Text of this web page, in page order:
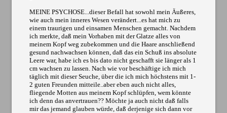
MEINE PSYCHOSE...dieser Befall hat sowohl mein Äußeres,
wie auch mein inneres Wesen verändert...es hat mich zu
einem traurigen und einsamen Menschen gemacht. Nachdem
ich merkte, daß mein Vorhaben mit der Glatze alles von
meinem Kopf weg zubekommen und die Haare anschließend
gesund nachwachsen können, daß das ein Schuß ins absolute
Leere war, habe ich es bis dato nicht geschafft sie länger als 1
cm wachsen zu lassen. Nach wie vor beschäftige ich mich
täglich mit dieser Seuche, über die ich mich höchstens mit 1-
2 guten Freunden mitteile..aber eben auch nicht alles,
fliegende Motten aus meinem Kopf schlüpfen, wem könnte
ich denn das anvertrauen?? Möchte ja auch nicht daß falls
mir das jemand glauben würde, daß derjenige sich dann vor